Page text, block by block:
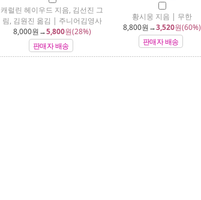
캐럴린 헤이우드 지음, 김선진 그
림, 김원진 옮김 | 주니어김영사
8,000원→5,800원(28%)
판매자 배송
황시웅 지음 | 무한
8,800원→3,520원(60%)
판매자 배송